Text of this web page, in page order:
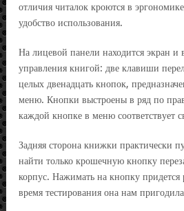
отличия читалок кроются в
удобство использования.
На лицевой панели находится экран и
управления книгой: две клавиши
целых двенадцать кнопок,
меню. Кнопки выстроены в ряд по
каждой кнопке в меню соответствует
Задняя сторона книжки практически
найти только крошечную кнопку
корпус. Нажимать на кнопку придется
время тестирования она нам